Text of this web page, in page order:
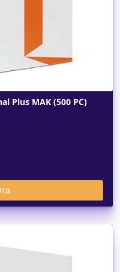
Plus MAK (500 PC)